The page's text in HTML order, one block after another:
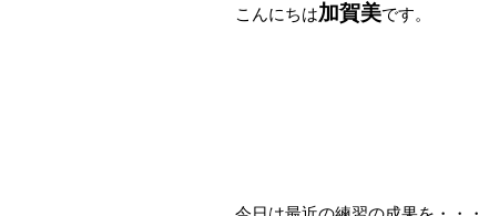
こんにちは加賀美です。